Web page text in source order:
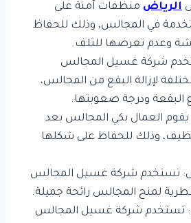
الرياض منظفات آمنة على
في المجالس، وذلك للحفاظ
وعدم تعرضها للتلف.
شركة غسيل المجالس
لإزالة البقع من المجالس،
ودرجة صعوبتها.
يقوم العمال بكي المجالس بعد
وذلك للحفاظ على شكلها
تستخدم شركة غسيل المجالس
لمنح المجالس رائحة جميلة.
تستخدم شركة غسيل المجالس